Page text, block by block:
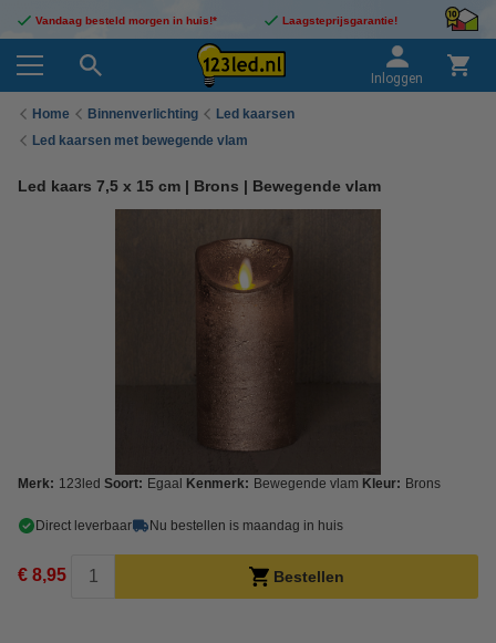
Vandaag besteld morgen in huis!* Laagsteprijsgarantie!
Inloggen
Home Binnenverlichting
Led kaarsen
Led kaarsen met bewegende vlam
Led kaars 7,5 x 15 cm | Brons | Bewegende vlam
Merk: 123led Soort: Egaal Kenmerk: Bewegende vlam Kleur: Brons
Direct leverbaar Nu bestellen is maandag in huis
€ 8,95 Bestellen